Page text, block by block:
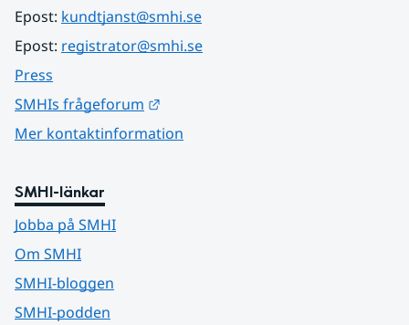
Epost: kundtjanst@smhi.se
Epost: registrator@smhi.se
Press
SMHIs frågeforum
Mer kontaktinformation
SMHI-länkar
Jobba på SMHI
Om SMHI
SMHI-bloggen
SMHI-podden